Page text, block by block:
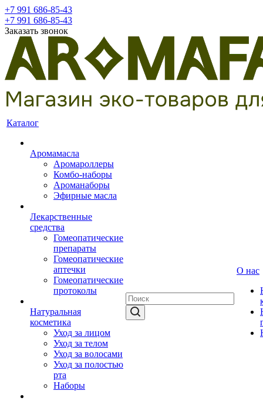
+7 991 686-85-43
+7 991 686-85-43
Заказать звонок
Каталог
Аромамасла
Аромароллеры
Комбо-наборы
Ароманаборы
Эфирные масла
Лекарственные
средства
Гомеопатические
препараты
Гомеопатические
аптечки
Гомеопатические
протоколы
Натуральная
косметика
Уход за лицом
Уход за телом
Уход за волосами
Уход за полостью
рта
Наборы
О нас